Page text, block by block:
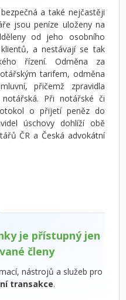
a také nejčastěji
jsou peníze uloženy na
od jeho osobního
a nestávají se tak
řízení. Odměna za
tarifem, odměna
přičemž zpravidla
Při notářské či
o přijetí peněz do
úschovy dohlíží obě
ČR a Česká advokátní
je přístupný jen
členy
nástrojů a služeb pro
transakce.